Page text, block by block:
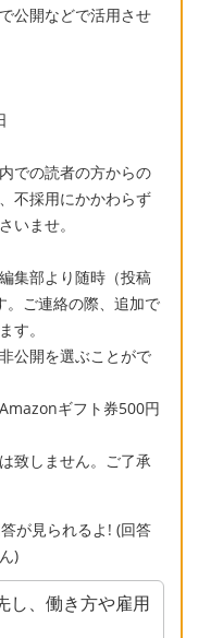
公開などで活用させ
での読者の方からの
不採用にかかわらず
いませ。
集部より随時（投稿
。ご連絡の際、追加で
す。
公開を選ぶことがで
ギフト券500円
致しません。ご了承
が見られるよ! (回答
)
し、働き方や雇用